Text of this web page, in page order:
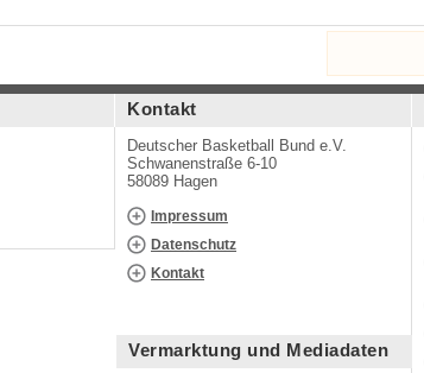
Kontakt
Deutscher Basketball Bund e.V.
Schwanenstraße 6-10
58089 Hagen
Impressum
Datenschutz
Kontakt
Vermarktung und Mediadaten